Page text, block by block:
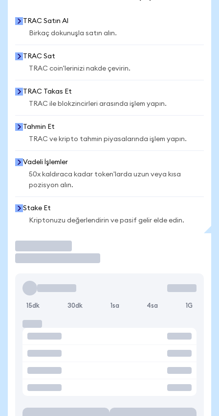
TRAC Satın Al
Birkaç dokunuşla satın alın.
TRAC Sat
TRAC coin'lerinizi nakde çevirin.
TRAC Takas Et
TRAC ile blokzincirleri arasında işlem yapın.
Tahmin Et
TRAC ve kripto tahmin piyasalarında işlem yapın.
Vadeli İşlemler
50x kaldıraca kadar token'larda uzun veya kısa
pozisyon alın.
Stake Et
Kriptonuzu değerlendirin ve pasif gelir elde edin.
15dk 30dk 1sa 4sa 1G